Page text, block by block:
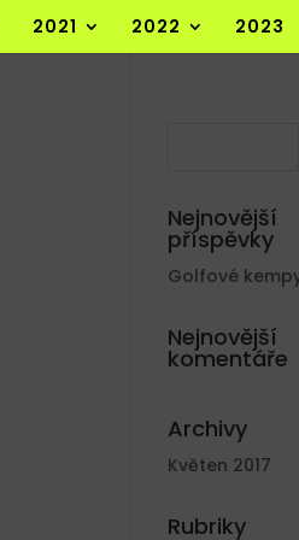
2021 2022 2023
Nejnovější
příspěvky
Golfové
Nejnovější
komentáře
Archivy
Květen 2017
Rubriky